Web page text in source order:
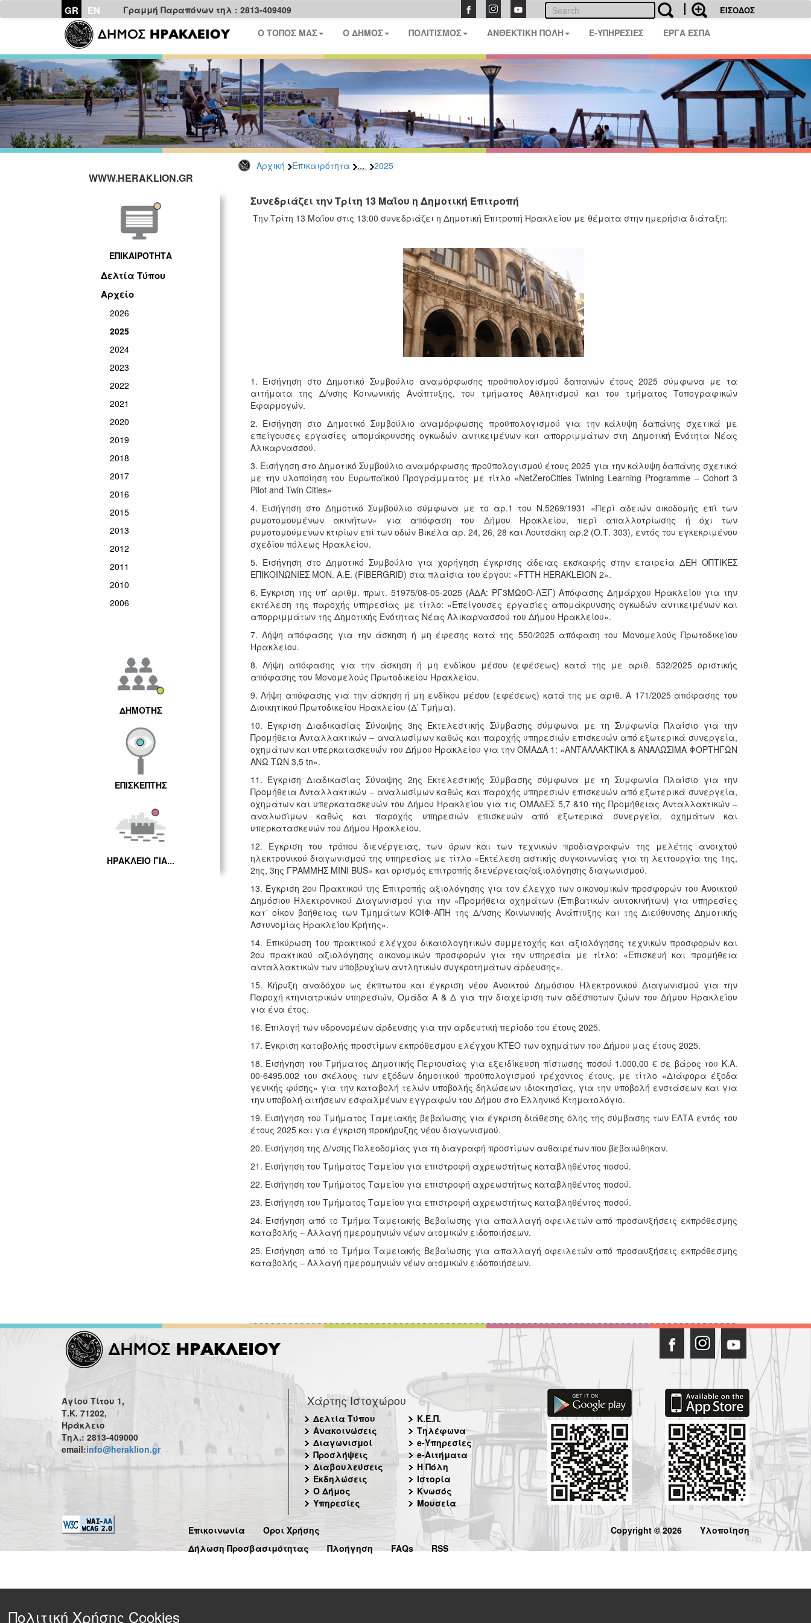
GR EN Γραμμή Παραπόνων τηλ : 2813-409409 ΕΙΣΟΔΟΣ
Ο ΤΟΠΟΣ ΜΑΣ Ο ΔΗΜΟΣ ΠΟΛΙΤΙΣΜΟΣ ΑΝΘΕΚΤΙΚΗ ΠΟΛΗ E-ΥΠΗΡΕΣΙΕΣ ΕΡΓΑ ΕΣΠΑ
Αρχική Επικαιρότητα ... 2025
WWW.HERAKLION.GR
ΕΠΙΚΑΙΡΟΤΗΤΑ
Δελτία Τύπου
Αρχείο
2026
2025
2024
2023
2022
2021
2020
2019
2018
2017
2016
2015
2013
2012
2011
2010
2006
ΔΗΜΟΤΗΣ
ΕΠΙΣΚΕΠΤΗΣ
ΗΡΑΚΛΕΙΟ ΓΙΑ...
Συνεδριάζει την Τρίτη 13 Μαΐου η Δημοτική Επιτροπή
Την Τρίτη 13 Μαΐου στις 13:00 συνεδριάζει η Δημοτική Επιτροπή Ηρακλείου με θέματα στην ημερήσια διάταξη:
1. Εισήγηση στο Δημοτικό Συμβούλιο αναμόρφωσης προϋπολογισμού δαπανών έτους 2025 σύμφωνα με τα
αιτήματα της Δ/νσης Κοινωνικής Ανάπτυξης, του τμήματος Αθλητισμού και του τμήματος Τοπογραφικών
Εφαρμογών.
2. Εισήγηση στο Δημοτικό Συμβούλιο αναμόρφωσης προϋπολογισμού για την κάλυψη δαπάνης σχετικά με
επείγουσες εργασίες απομάκρυνσης ογκωδών αντικειμένων και απορριμμάτων στη Δημοτική Ενότητα Νέας
Αλικαρνασσού.
3. Εισήγηση στο Δημοτικό Συμβούλιο αναμόρφωσης προϋπολογισμού έτους 2025 για την κάλυψη δαπάνης σχετικά
με την υλοποίηση του Ευρωπαϊκού Προγράμματος με τίτλο «NetZeroCities Twining Learning Programme – Cohort 3
Pilot and Twin Cities»
4. Εισήγηση στο Δημοτικό Συμβούλιο σύμφωνα με το αρ.1 του N.5269/1931 «Περί αδειών οικοδομής επί των
ρυμοτομουμένων ακινήτων» για απόφαση του Δήμου Ηρακλείου, περί απαλλοτρίωσης ή όχι των
ρυμοτομούμενων κτιρίων επί των οδών Βικέλα αρ. 24, 26, 28 και Λουτσάκη αρ.2 (Ο.Τ. 303), εντός του εγκεκριμένου
σχεδίου πόλεως Ηρακλείου.
5. Εισήγηση στο Δημοτικό Συμβούλιο για χορήγηση έγκρισης άδειας εκσκαφής στην εταιρεία ΔΕΗ ΟΠΤΙΚΕΣ
ΕΠΙΚΟΙΝΩΝΙΕΣ ΜΟΝ. Α.Ε. (FIBERGRID) στα πλαίσια του έργου: «FTTH HERAKLEION 2».
6. Έγκριση της υπ’ αριθμ. πρωτ. 51975/08-05-2025 (ΑΔΑ: ΡΓ3ΜΩ0Ο-ΛΞΓ) Απόφασης Δημάρχου Ηρακλείου για την
εκτέλεση της παροχής υπηρεσίας με τίτλο: «Επείγουσες εργασίες απομάκρυνσης ογκωδών αντικειμένων και
απορριμμάτων της Δημοτικής Ενότητας Νέας Αλικαρνασσού του Δήμου Ηρακλείου».
7. Λήψη απόφασης για την άσκηση ή μη έφεσης κατά της 550/2025 απόφαση του Μονομελούς Πρωτοδικείου
Ηρακλείου.
8. Λήψη απόφασης για την άσκηση ή μη ενδίκου μέσου (εφέσεως) κατά της με αριθ. 532/2025 οριστικής
απόφασης του Μονομελούς Πρωτοδικείου Ηρακλείου.
9. Λήψη απόφασης για την άσκηση ή μη ενδίκου μέσου (εφέσεως) κατά της με αριθ. Α 171/2025 απόφασης του
Διοικητικού Πρωτοδικείου Ηρακλείου (Δ’ Τμήμα).
10. Έγκριση Διαδικασίας Σύναψης 3ης Εκτελεστικής Σύμβασης σύμφωνα με τη Συμφωνία Πλαίσιο για την
Προμήθεια Ανταλλακτικών – αναλωσίμων καθώς και παροχής υπηρεσιών επισκευών από εξωτερικά συνεργεία,
οχημάτων και υπερκατασκευών του Δήμου Ηρακλείου για την ΟΜΑΔΑ 1: «ΑΝΤΑΛΛΑΚΤΙΚΑ & ΑΝΑΛΩΣΙΜΑ ΦΟΡΤΗΓΩΝ
ΑΝΩ ΤΩΝ 3,5 tn».
11. Έγκριση Διαδικασίας Σύναψης 2ης Εκτελεστικής Σύμβασης σύμφωνα με τη Συμφωνία Πλαίσιο για την
Προμήθεια Ανταλλακτικών – αναλωσίμων καθώς και παροχής υπηρεσιών επισκευών από εξωτερικά συνεργεία,
οχημάτων και υπερκατασκευών του Δήμου Ηρακλείου για τις ΟΜΑΔΕΣ 5,7 &10 της Προμήθειας Ανταλλακτικών –
αναλωσίμων καθώς και παροχής υπηρεσιών επισκευών από εξωτερικά συνεργεία, οχημάτων και
υπερκατασκευών του Δήμου Ηρακλείου.
12. Έγκριση του τρόπου διενέργειας, των όρων και των τεχνικών προδιαγραφών της μελέτης ανοιχτού
ηλεκτρονικού διαγωνισμού της υπηρεσίας με τίτλο «Εκτέλεση αστικής συγκοινωνίας για τη λειτουργία της 1ης,
2ης, 3ης ΓΡΑΜΜΗΣ ΜΙΝΙ BUS» και ορισμός επιτροπής διενέργειας/αξιολόγησης διαγωνισμού.
13. Έγκριση 2oυ Πρακτικού της Επιτροπής αξιολόγησης για τον έλεγχο των οικονομικών προσφορών του Ανοικτού
Δημόσιου Ηλεκτρονικού Διαγωνισμού για την «Προμήθεια οχημάτων (Επιβατικών αυτοκινήτων) για υπηρεσίες
κατ΄ οίκον βοήθειας των Tμημάτων ΚΟΙΦ-ΑΠΗ της Δ/νσης Κοινωνικής Ανάπτυξης και της Διεύθυνσης Δημοτικής
Αστυνομίας Ηρακλείου Κρήτης».
14. Επικύρωση 1ου πρακτικού ελέγχου δικαιολογητικών συμμετοχής και αξιολόγησης τεχνικών προσφορών και
2ου πρακτικού αξιολόγησης οικονομικών προσφορών για την υπηρεσία με τίτλο: «Επισκευή και προμήθεια
ανταλλακτικών των υποβρυχίων αντλητικών συγκροτημάτων άρδευσης».
15. Κήρυξη αναδόχου ως έκπτωτου και έγκριση νέου Ανοικτού Δημόσιου Ηλεκτρονικού Διαγωνισμού για την
Παροχή κτηνιατρικών υπηρεσιών, Ομάδα Α & Δ για την διαχείριση των αδέσποτων ζώων του Δήμου Ηρακλείου
για ένα έτος.
16. Επιλογή των υδρονομέων άρδευσης για την αρδευτική περίοδο του έτους 2025.
17. Έγκριση καταβολής προστίμων εκπρόθεσμου ελέγχου ΚΤΕΟ των οχημάτων του Δήμου μας έτους 2025.
18. Εισήγηση του Τμήματος Δημοτικής Περιουσίας για εξειδίκευση πίστωσης ποσού 1.000,00 € σε βάρος του Κ.Α.
00-6495.002 του σκέλους των εξόδων δημοτικού προϋπολογισμού τρέχοντος έτους, με τίτλο «Διάφορα έξοδα
γενικής φύσης» για την καταβολή τελών υποβολής δηλώσεων ιδιοκτησίας, για την υποβολή ενστάσεων και για
την υποβολή αιτήσεων εσφαλμένων εγγραφών του Δήμου στο Ελληνικό Κτηματολόγιο.
19. Εισήγηση του Τμήματος Ταμειακής βεβαίωσης για έγκριση διάθεσης όλης της σύμβασης των ΕΛΤΑ εντός του
έτους 2025 και για έγκριση προκήρυξης νέου διαγωνισμού.
20. Εισήγηση της Δ/νσης Πολεοδομίας για τη διαγραφή προστίμων αυθαιρέτων που βεβαιώθηκαν.
21. Εισήγηση του Τμήματος Ταμείου για επιστροφή αχρεωστήτως καταβληθέντος ποσού.
22. Εισήγηση του Τμήματος Ταμείου για επιστροφή αχρεωστήτως καταβληθέντος ποσού.
23. Εισήγηση του Τμήματος Ταμείου για επιστροφή αχρεωστήτως καταβληθέντος ποσού.
24. Εισήγηση από το Τμήμα Ταμειακής Βεβαίωσης για απαλλαγή οφειλετών από προσαυξήσεις εκπρόθεσμης
καταβολής – Αλλαγή ημερομηνιών νέων ατομικών ειδοποιήσεων.
25. Εισήγηση από το Τμήμα Ταμειακής Βεβαίωσης για απαλλαγή οφειλετών από προσαυξήσεις εκπρόθεσμης
καταβολής – Αλλαγή ημερομηνιών νέων ατομικών ειδοποιήσεων.
Αγίου Τίτου 1,
Τ.Κ. 71202,
Ηράκλειο
Τηλ.: 2813-409000
email:info@heraklion.gr
Χάρτης Ιστοχώρου
Δελτία Τύπου
Ανακοινώσεις
Διαγωνισμοί
Προσλήψεις
Διαβουλεύσεις
Εκδηλώσεις
Ο Δήμος
Υπηρεσίες
Κ.Ε.Π.
Τηλέφωνα
e-Υπηρεσίες
e-Αιτήματα
Η Πόλη
Ιστορία
Κνωσός
Μουσεία
Επικοινωνία
Όροι Χρήσης
Δήλωση Προσβασιμότητας
Πλοήγηση FAQs RSS
Copyright © 2026 Υλοποίηση
Πολιτική Χρήσης Cookies